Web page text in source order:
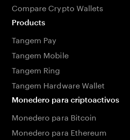
Compare Crypto Wallets
Products
Tangem Pay
Tangem Mobile
Tangem Ring
Tangem Hardware Wallet
Monedero para criptoactivos
Monedero para Bitcoin
Monedero para Ethereum